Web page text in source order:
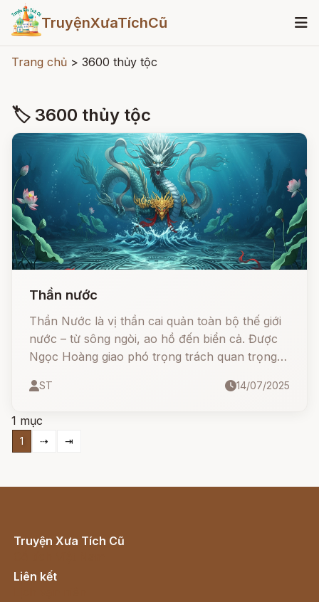
TruyệnXưaTíchCũ
Trang chủ > 3600 thủy tộc
🏷 3600 thủy tộc
Thần nước
Thần Nước là vị thần cai quản toàn bộ thế giới
nước – từ sông ngòi, ao hồ đến biển cả. Được
Ngọc Hoàng giao phó trọng trách quan trọng,
vua của 3.600 giống thủy tộc, gồm rắn, cá sấu,
ST 14/07/2025
1 mục
1 ⇢ ⇥
Truyện Xưa Tích Cũ
Liên kết